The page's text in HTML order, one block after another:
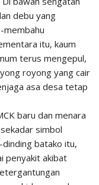
debu yang
itu, kaum
terus mengepul,
royong yang cair
asa desa tetap
baru dan menara
simbol
batako itu,
penyakit akibat